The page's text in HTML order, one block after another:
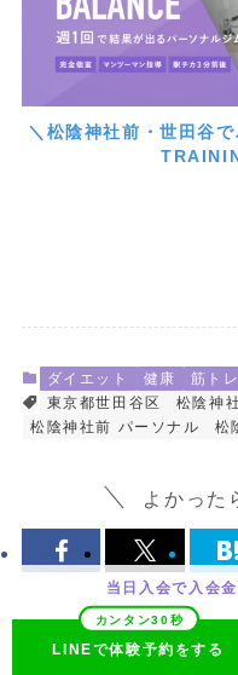
＼松陰神社前・世田谷
ダイエット 健康 筋トレ
東京都世田谷区
松陰神
松陰神社前 パーソナル
松
よかった
当日入会で入会
LINEで体験予約をする